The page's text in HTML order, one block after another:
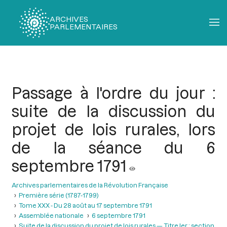
ARCHIVES
PARLEMENTAIRES
Passage à l'ordre du jour :
suite de la discussion du
projet de lois rurales, lors
de la séance du 6
septembre 1791
Archives parlementaires de la Révolution Française
Première série (1787-1799)
Tome XXX - Du 28 août au 17 septembre 1791
Assemblée nationale
6 septembre 1791
Suite de la discussion du projet de lois rurales — Titre Ier : section